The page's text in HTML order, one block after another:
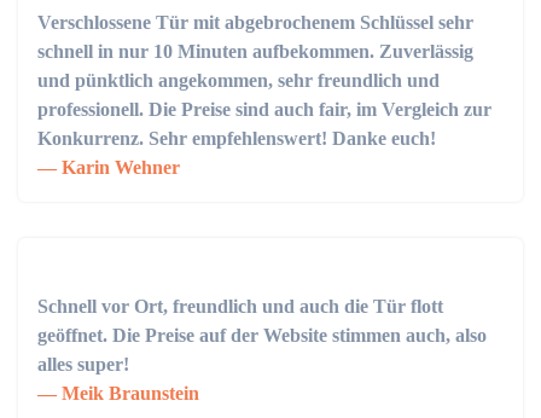
Verschlossene Tür mit abgebrochenem Schlüssel sehr
schnell in nur 10 Minuten aufbekommen. Zuverlässig
und pünktlich angekommen, sehr freundlich und
professionell. Die Preise sind auch fair, im Vergleich zur
Konkurrenz. Sehr empfehlenswert! Danke euch!
Karin Wehner
Schnell vor Ort, freundlich und auch die Tür flott
geöffnet. Die Preise auf der Website stimmen auch, also
alles super!
Meik Braunstein